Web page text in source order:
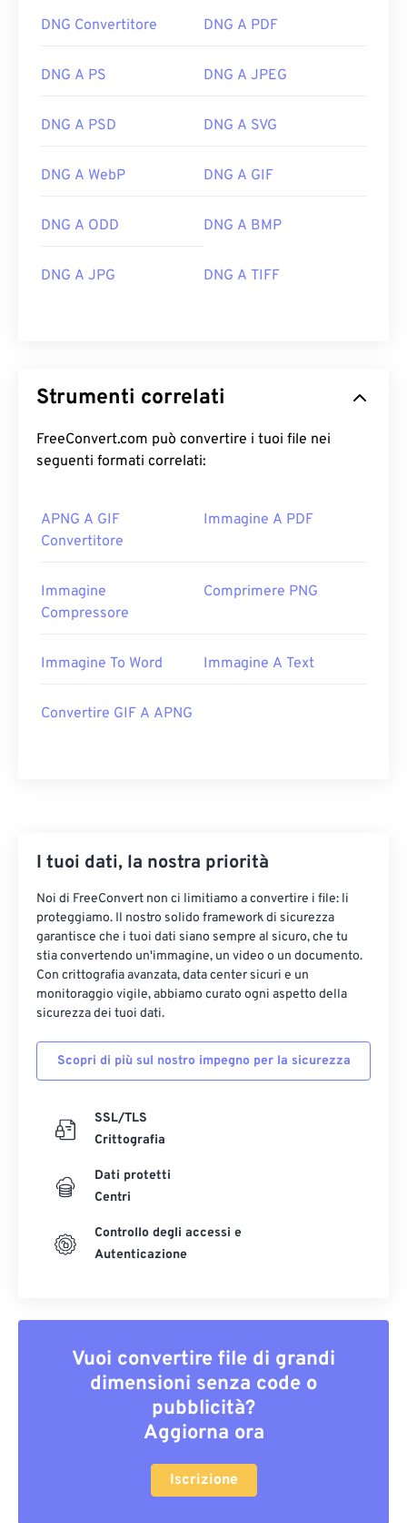
DNG Convertitore DNG A PDF
DNG A PS DNG A JPEG
DNG A PSD DNG A SVG
DNG A WebP DNG A GIF
DNG A ODD DNG A BMP
DNG A JPG DNG A TIFF
Strumenti correlati
FreeConvert.com può convertire i tuoi file nei
seguenti formati correlati:
APNG A GIF
Convertitore
Immagine A PDF
Immagine
Compressore
Comprimere PNG
Immagine To Word Immagine A Text
Convertire GIF A APNG
I tuoi dati, la nostra priorità
Noi di FreeConvert non ci limitiamo a convertire i file: li
proteggiamo. Il nostro solido framework di sicurezza
garantisce che i tuoi dati siano sempre al sicuro, che tu
stia convertendo un'immagine, un video o un documento.
Con crittografia avanzata, data center sicuri e un
monitoraggio vigile, abbiamo curato ogni aspetto della
sicurezza dei tuoi dati.
Scopri di più sul nostro impegno per la sicurezza
SSL/TLS
Crittografia
Dati protetti
Centri
Controllo degli accessi e
Autenticazione
Vuoi convertire file di grandi
dimensioni senza code o
pubblicità?
Aggiorna ora
Iscrizione